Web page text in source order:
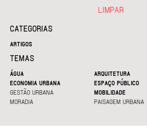
CATEGORIAS
ARTIGOS
TEMAS
ÁGUA
ARQUITETURA
ECONOMIA URBANA
ESPAÇO PÚBLICO
GESTÃO URBANA
MOBILIDADE
MORADIA
PAISAGEM URBANA
LIMPAR